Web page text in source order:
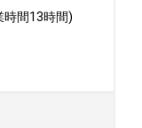
時間13時間)